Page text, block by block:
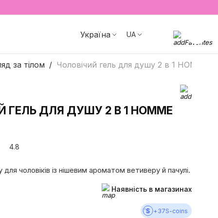
Україна UA
за тілом Чоловічий гель для душу 2 в 1 HOMME
ГЕЛЬ ДЛЯ ДУШУ 2 В 1 HOMME
4.8
для чоловіків із нішевим ароматом ветиверу й пачулі.
Наявність в магазинах
+37S-coins